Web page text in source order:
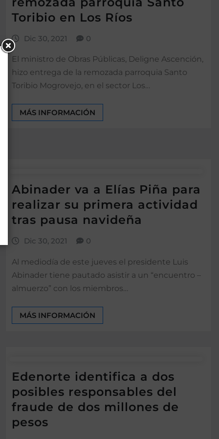
Toribio en Los Ríos
Dic 30, 2021 0
El ministro de Obras Públicas, Deligne Ascención,
hizo entrega de la remozada parroquia Santo
Toribio Mogrovejo, en el sector Los…
MÁS INFORMACIÓN
Abinader va a Elías Piña para
realizar su primera actividad
tras pausa navideña
Dic 30, 2021 0
Al mediodía de este jueves el presidente Luis
Abinader tiene pautado asistir a un “encuentro –
almuerzo” con los miembros…
MÁS INFORMACIÓN
Edenorte identifica a dos
posibles responsables del
fraude de dos millones de
pesos